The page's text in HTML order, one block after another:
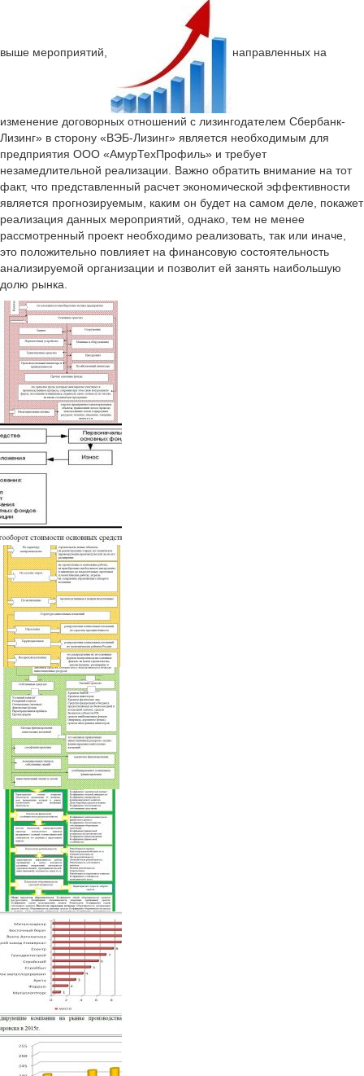
выше мероприятий, направленных на
изменение договорных отношений с лизингодателем Сбербанк-
Лизинг» в сторону «ВЭБ-Лизинг» является необходимым для
предприятия ООО «АмурТехПрофиль» и требует
незамедлительной реализации. Важно обратить внимание на тот
факт, что представленный расчет экономической эффективности
является прогнозируемым, каким он будет на самом деле, покажет
реализация данных мероприятий, однако, тем не менее
рассмотренный проект необходимо реализовать, так или иначе,
это положительно повлияет на финансовую состоятельность
анализируемой организации и позволит ей занять наибольшую
долю рынка.